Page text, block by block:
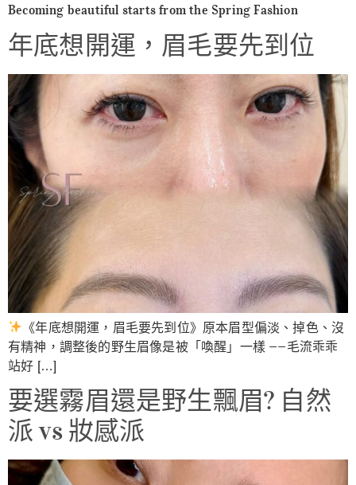
Becoming beautiful starts from the Spring Fashion
年底想開運，眉毛要先到位
《年底想開運，眉毛要先到位》原本眉型偏淡、掉色、沒
有精神，調整後的野生眉像是被「喚醒」一樣 ——毛流乖乖
站好 […]
要選霧眉還是野生飄眉? 自然
派 vs 妝感派